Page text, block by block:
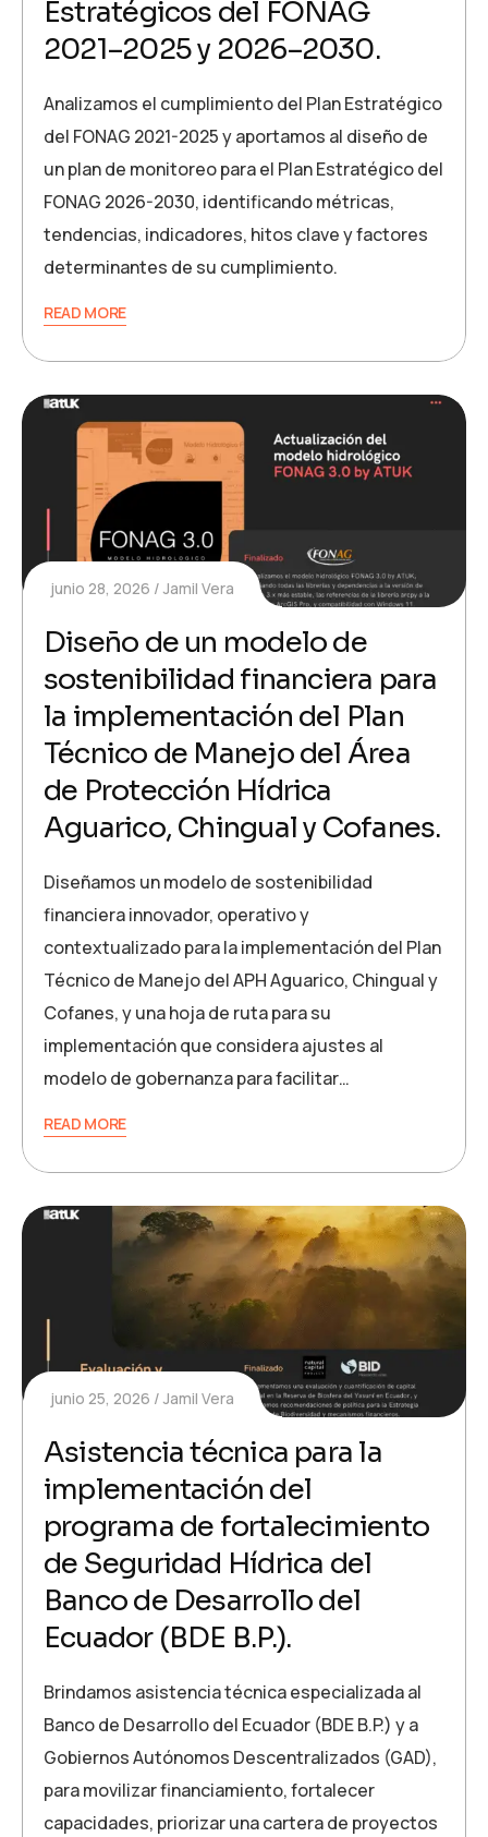
Estratégicos del FONAG
2021–2025 y 2026–2030.
Analizamos el cumplimiento del Plan Estratégico
del FONAG 2021-2025 y aportamos al diseño de
un plan de monitoreo para el Plan Estratégico del
FONAG 2026-2030, identificando métricas,
tendencias, indicadores, hitos clave y factores
determinantes de su cumplimiento.
READ MORE
junio 28, 2026 Jamil Vera
Diseño de un modelo de
sostenibilidad financiera para
la implementación del Plan
Técnico de Manejo del Área
de Protección Hídrica
Aguarico, Chingual y Cofanes.
Diseñamos un modelo de sostenibilidad
financiera innovador, operativo y
contextualizado para la implementación del Plan
Técnico de Manejo del APH Aguarico, Chingual y
Cofanes, y una hoja de ruta para su
implementación que considera ajustes al
modelo de gobernanza para facilitar…
READ MORE
junio 25, 2026 Jamil Vera
Asistencia técnica para la
implementación del
programa de fortalecimiento
de Seguridad Hídrica del
Banco de Desarrollo del
Ecuador (BDE B.P.).
Brindamos asistencia técnica especializada al
Banco de Desarrollo del Ecuador (BDE B.P.) y a
Gobiernos Autónomos Descentralizados (GAD),
para movilizar financiamiento, fortalecer
capacidades, priorizar una cartera de proyectos